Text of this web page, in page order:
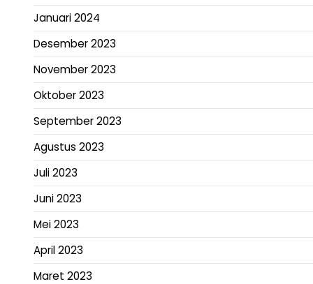
Januari 2024
Desember 2023
November 2023
Oktober 2023
September 2023
Agustus 2023
Juli 2023
Juni 2023
Mei 2023
April 2023
Maret 2023